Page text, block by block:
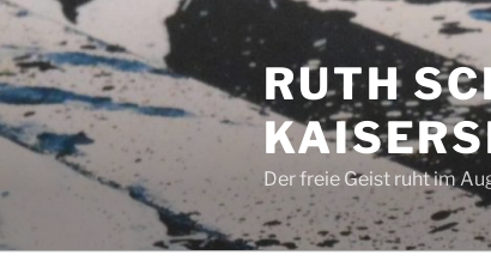
Zum
Inhalt
springen
RUTH
Der freie Geist ruht im